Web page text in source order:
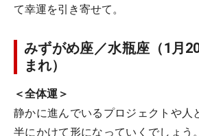
て幸運を引き寄せて。
みずがめ座／水瓶座（1月
まれ）
＜全体運＞
静かに進んでいるプロジェクトや人
半にかけて形になっていくでしょう